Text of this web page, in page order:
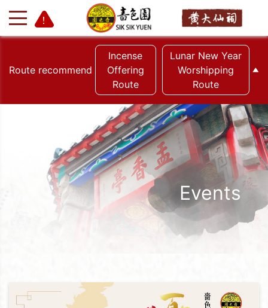
+ -
Route recommend
Incense
Offering
Route
Lunar New Year
Worshipping
Route
Events